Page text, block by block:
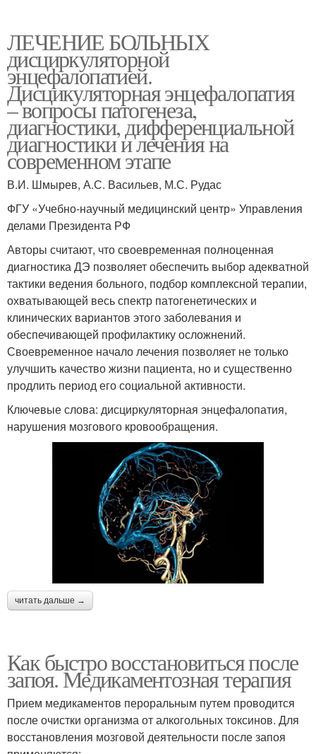
ЛЕЧЕНИЕ БОЛЬНЫХ
дисциркуляторной
энцефалопатией.
Дисцикуляторная энцефалопатия
– вопросы патогенеза,
диагностики, дифференциальной
диагностики и лечения на
современном этапе
В.И. Шмырев, А.С. Васильев, М.С. Рудас
ФГУ «Учебно-научный медицинский центр» Управления
делами Президента РФ
Авторы считают, что своевременная полноценная
диагностика ДЭ позволяет обеспечить выбор адекватной
тактики ведения больного, подбор комплексной терапии,
охватывающей весь спектр патогенетических и
клинических вариантов этого заболевания и
обеспечивающей профилактику осложнений.
Своевременное начало лечения позволяет не только
улучшить качество жизни пациента, но и существенно
продлить период его социальной активности.
Ключевые слова: дисциркуляторная энцефалопатия,
нарушения мозгового кровообращения.
читать дальше →
Как быстро восстановиться после
запоя. Медикаментозная терапия
Прием медикаментов пероральным путем проводится
после очистки организма от алкогольных токсинов. Для
восстановления мозговой деятельности после запоя